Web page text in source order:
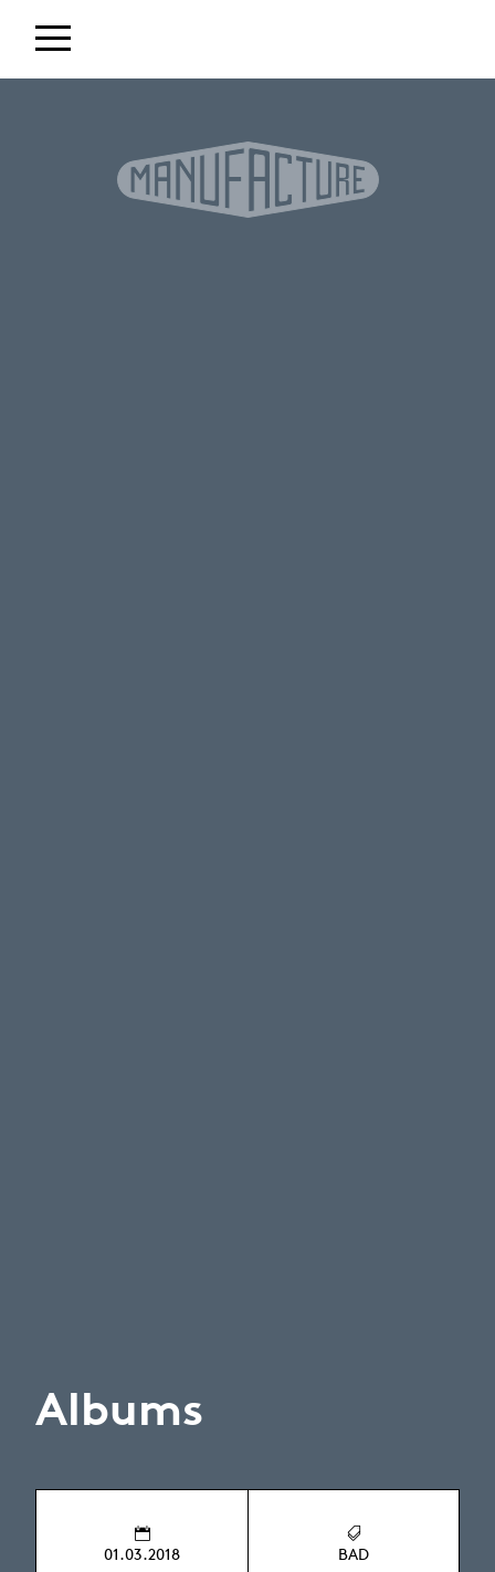
Albums
01.03.2018 BAD